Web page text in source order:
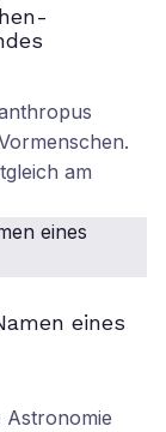
am
eines
Astronomie